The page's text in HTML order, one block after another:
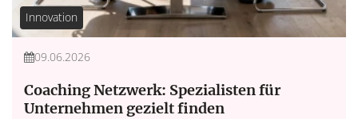
Innovation
09.06.2026
Coaching Netzwerk: Spezialisten für
Unternehmen gezielt finden